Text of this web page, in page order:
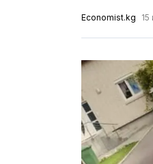
Economist.kg